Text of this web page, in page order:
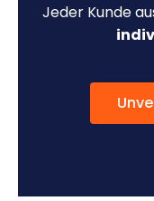
Jeder Kunde